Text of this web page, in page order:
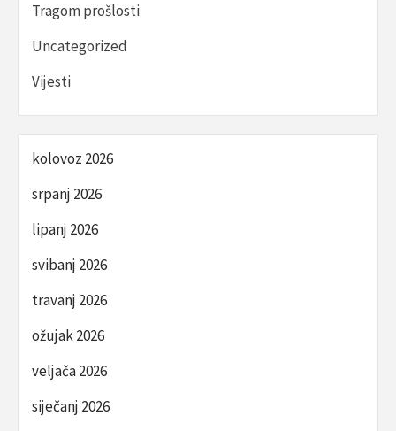
Tragom prošlosti
Uncategorized
Vijesti
kolovoz 2026
srpanj 2026
lipanj 2026
svibanj 2026
travanj 2026
ožujak 2026
veljača 2026
siječanj 2026